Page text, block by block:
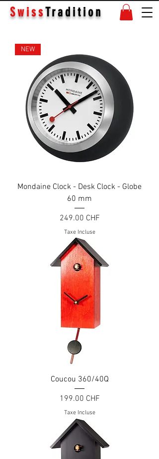
SwissTradition
NEW
Mondaine Clock - Desk Clock - Globe
60 mm
Prix
249.00 CHF
Taxe Incluse
Coucou 360/40Q
Prix
199.00 CHF
Taxe Incluse